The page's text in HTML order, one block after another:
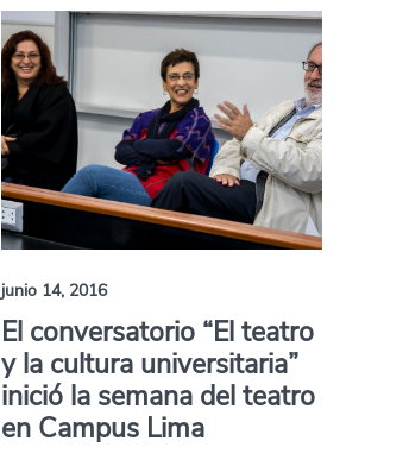
junio 14, 2016
El conversatorio “El teatro
y la cultura universitaria”
inició la semana del teatro
en Campus Lima